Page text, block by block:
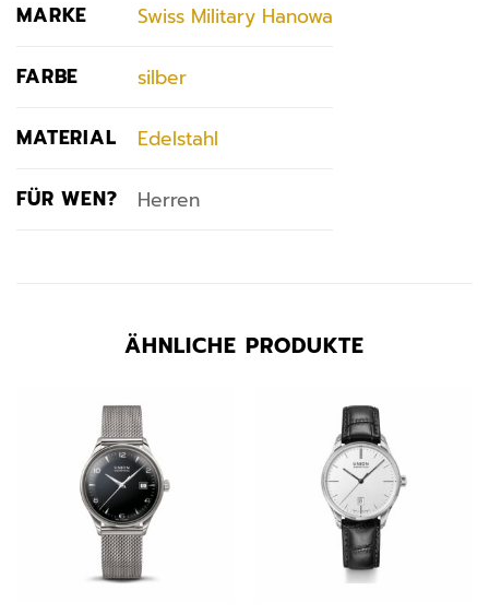
MARKE Swiss Military Hanowa
FARBE silber
MATERIAL Edelstahl
FÜR WEN? Herren
ÄHNLICHE PRODUKTE